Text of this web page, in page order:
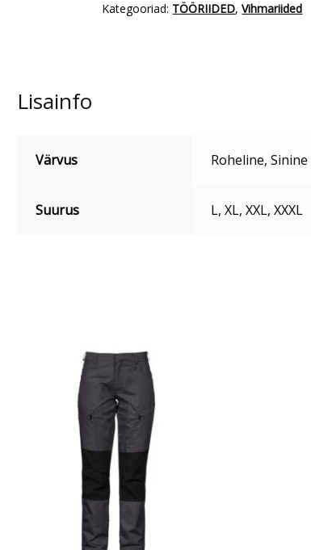
Kategooriad: TÖÖRIIDED,Vihmariided
Lisainfo
Värvus Roheline, Sinine
Suurus L, XL, XXL, XXXL